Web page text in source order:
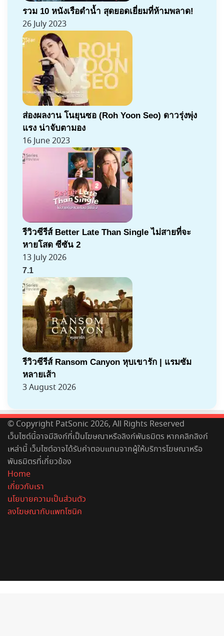
รวม 10 หนังเรือดำน้ำ สุดยอดเยี่ยมที่ห้ามพลาด!
26 July 2023
ส่องผลงาน โนยุนซอ (Roh Yoon Seo) ดาวรุ่งพุ่ง
แรง น่าจับตามอง
16 June 2023
รีวิวซีรีส์ Better Late Than Single ไม่สายที่จะ
หายโสด ซีซัน 2
13 July 2026
7.1
รีวิวซีรีส์ Ransom Canyon หุบเขารัก | แรมซัม
หลายเส้า
3 August 2026
© Copyright PatSonic 2026, All Rights Reserved
เว็บไซต์นี้อาจมีลิงก์ที่เป็นโฆษณาหรือลิงก์พันธมิตร หากคลิกลิงก์
เหล่านี้ เว็บไซต์อาจได้รับค่าตอบแทนจากผู้ให้บริการโฆษณาหรือ
พันธมิตรที่เกี่ยวข้อง
Home
เกี่ยวกับเรา
นโยบายความเป็นส่วนตัว
ลงโฆษณากับแพทโซนิค